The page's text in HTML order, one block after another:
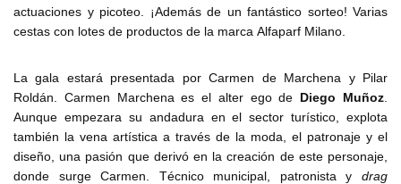
actuaciones y picoteo. ¡Además de un fantástico sorteo! Varias
cestas con lotes de productos de la marca Alfaparf Milano.
La gala estará presentada por Carmen de Marchena y Pilar
Roldán. Carmen Marchena es el alter ego de
Diego Muñoz
Aunque empezara su andadura en el sector turístico, explota
también la vena artística a través de la moda, el patronaje y el
diseño, una pasión que derivó en la creación de este personaje,
donde surge Carmen. Técnico municipal, patronista y drag